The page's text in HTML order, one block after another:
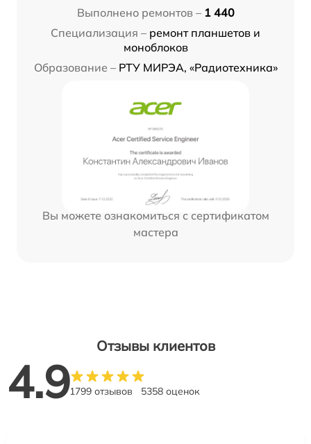
Выполнено ремонтов – 1 440
Специализация – ремонт планшетов и
моноблоков
Образование – РТУ МИРЭА, «Радиотехника»
Вы можете ознакомиться с сертификатом
мастера
Отзывы клиентов
4.91799 отзывов 5358 оценок